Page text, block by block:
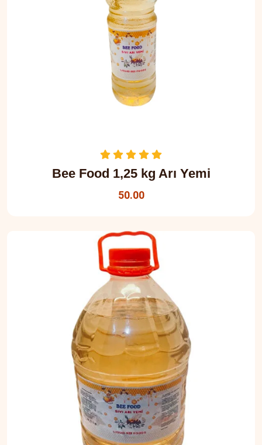
Bee Food 1,25 kg Arı Yemi
50.00